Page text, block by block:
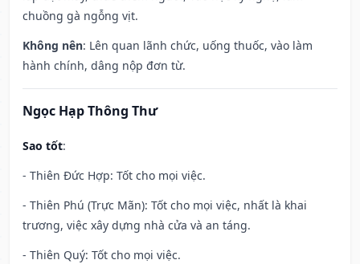
chuồng gà ngỗng vịt.
Không nên: Lên quan lãnh chức, uống thuốc, vào làm
hành chính, dâng nộp đơn từ.
Ngọc Hạp Thông Thư
Sao tốt:
- Thiên Đức Hợp: Tốt cho mọi việc.
- Thiên Phú (Trực Mãn): Tốt cho mọi việc, nhất là khai
trương, việc xây dựng nhà cửa và an táng.
- Thiên Quý: Tốt cho mọi việc.